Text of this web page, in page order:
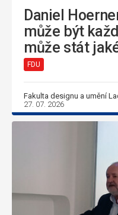
Daniel
může být
může stát
FDU
Fakulta designu a umění
27. 07. 2026